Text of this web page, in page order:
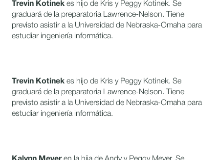
Trevin Kotinek es hijo de Kris y Peggy Kotinek. Se
graduará de la preparatoria Lawrence-Nelson. Tiene
previsto asistir a la Universidad de Nebraska-Omaha para
estudiar ingeniería informática.
Trevin Kotinek es hijo de Kris y Peggy Kotinek. Se
graduará de la preparatoria Lawrence-Nelson. Tiene
previsto asistir a la Universidad de Nebraska-Omaha para
estudiar ingeniería informática.